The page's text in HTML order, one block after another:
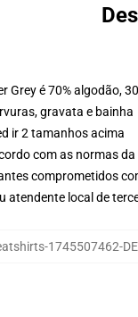
é 70% algodão,
gravata e bainha
ir 2 tamanhos acima
com as normas
comprometidos
atendente local de
1745507462-